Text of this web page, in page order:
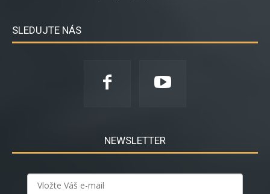
SLEDUJTE NÁS
NEWSLETTER